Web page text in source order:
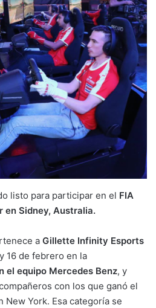
listo para participar en el FIA
en Sidney, Australia.
a Gillette Infinity Esports
16 de febrero en la
el equipo Mercedes Benz, y
con los que ganó el
New York. Esa categoría se